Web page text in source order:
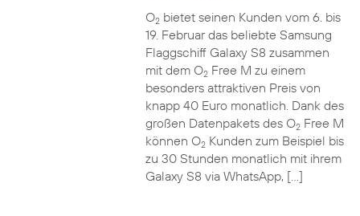
O2bietet seinen Kunden vom 6. bis
19. Februar das beliebte Samsung
Flaggschiff Galaxy S8 zusammen
mit dem O2Free M zu einem
besonders attraktiven Preis von
knapp 40 Euro monatlich. Dank des
großen Datenpakets des O2Free M
können O2Kunden zum Beispiel bis
zu 30 Stunden monatlich mit ihrem
Galaxy S8 via WhatsApp, […]